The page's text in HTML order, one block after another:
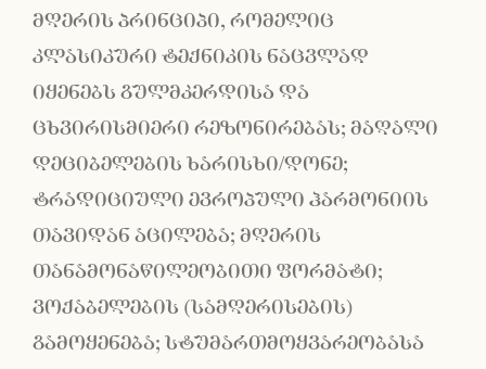
მღერის პრინციპი, რომელიც
კლასიკური ტექნიკის ნაცვლად
იყენებს გულმკერდისა და
ცხვირისმიერი რეზონირებას; მაღალი
დეციბელების ხარისხი/დონე;
ტრადიციული ევროპული ჰარმონიის
თავიდან აცილება; მღერის
თანამონაწილეობითი ფორმატი;
ვოქაბელების (სამღერისების)
გამოყენება; სტუმართმოყვარეობასა